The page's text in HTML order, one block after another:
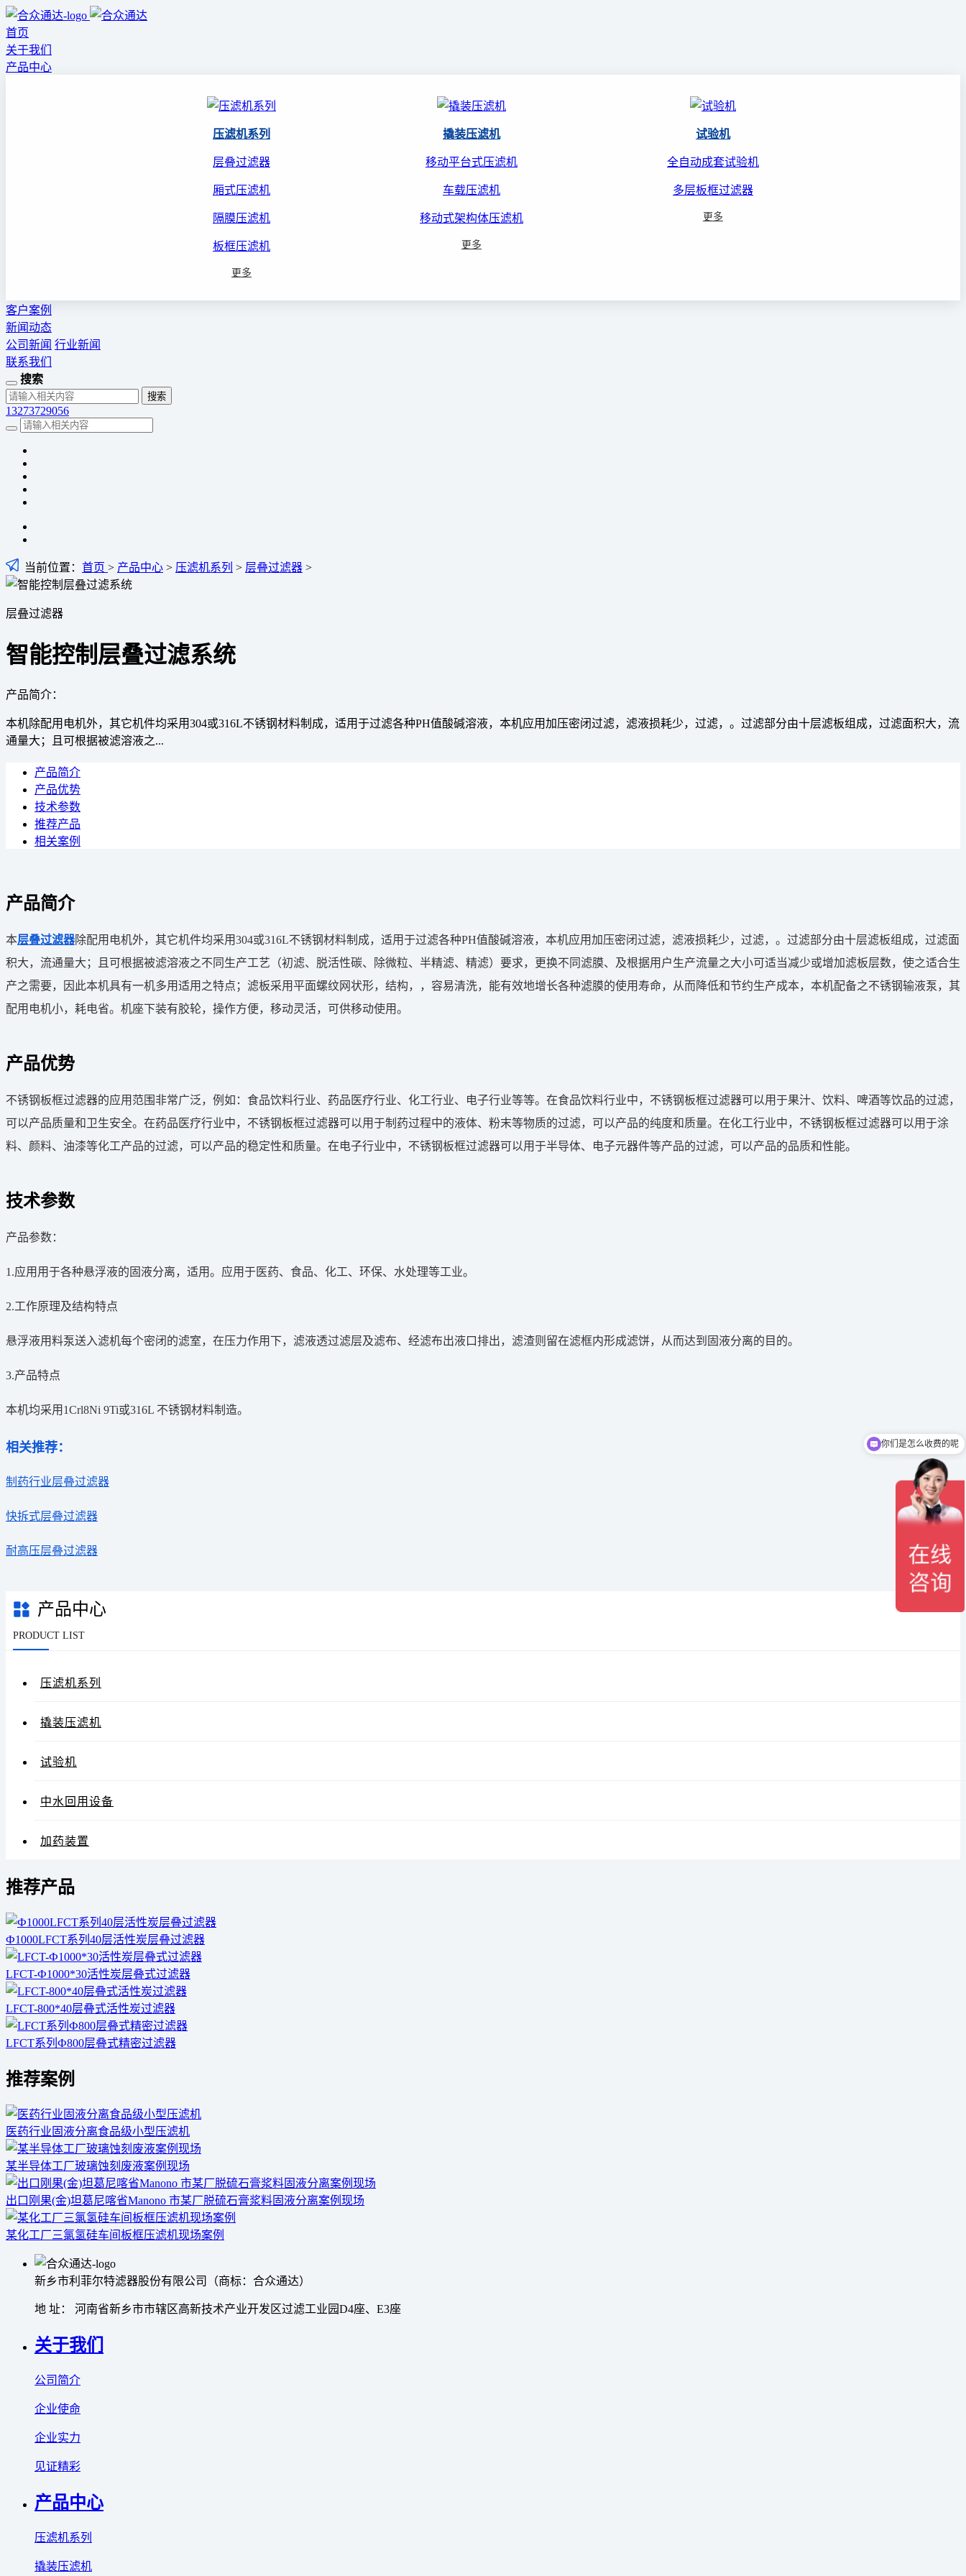
首页
关于我们
产品中心
压滤机系列
层叠过滤器
厢式压滤机
隔膜压滤机
板框压滤机
更多
撬装压滤机
移动平台式压滤机
车载压滤机
移动式架构体压滤机
更多
试验机
全自动成套试验机
多层板框过滤器
更多
客户案例
新闻动态
公司新闻 行业新闻
联系我们
搜索
13273729056
当前位置： 首页 > 产品中心 > 压滤机系列 > 层叠过滤器 >
层叠过滤器
智能控制层叠过滤系统
产品简介：
本机除配用电机外，其它机件均采用304或316L不锈钢材料制成，适用于过滤各种PH值酸碱溶液，本机应用加压密闭过滤，滤液损耗少，过滤，。过滤部分由十层滤板组成，过滤面积大，流
通量大；且可根据被滤溶液之...
产品简介
产品优势
技术参数
推荐产品
相关案例
产品简介
本层叠过滤器除配用电机外，其它机件均采用304或316L不锈钢材料制成，适用于过滤各种PH值酸碱溶液，本机应用加压密闭过滤，滤液损耗少，过滤，。过滤部分由十层滤板组成，过滤面
积大，流通量大；且可根据被滤溶液之不同生产工艺（初滤、脱活性碳、除微粒、半精滤、精滤）要求，更换不同滤膜、及根据用户生产流量之大小可适当减少或增加滤板层数，使之适合生
产之需要，因此本机具有一机多用适用之特点；滤板采用平面螺纹网状形，结构，，容易清洗，能有效地增长各种滤膜的使用寿命，从而降低和节约生产成本，本机配备之不锈钢输液泵，其
配用电机小，耗电省。机座下装有胶轮，操作方便，移动灵活，可供移动使用。
产品优势
不锈钢板框过滤器的应用范围非常广泛，例如：食品饮料行业、药品医疗行业、化工行业、电子行业等等。在食品饮料行业中，不锈钢板框过滤器可以用于果汁、饮料、啤酒等饮品的过滤，
可以产品质量和卫生安全。在药品医疗行业中，不锈钢板框过滤器可以用于制药过程中的液体、粉末等物质的过滤，可以产品的纯度和质量。在化工行业中，不锈钢板框过滤器可以用于涂
料、颜料、油漆等化工产品的过滤，可以产品的稳定性和质量。在电子行业中，不锈钢板框过滤器可以用于半导体、电子元器件等产品的过滤，可以产品的品质和性能。
技术参数
产品参数：
1.应用用于各种悬浮液的固液分离，适用。应用于医药、食品、化工、环保、水处理等工业。
2.工作原理及结构特点
悬浮液用料泵送入滤机每个密闭的滤室，在压力作用下，滤液透过滤层及滤布、经滤布出液口排出，滤渣则留在滤框内形成滤饼，从而达到固液分离的目的。
3.产品特点
本机均采用1Crl8Ni 9Ti或316L 不锈钢材料制造。
相关推荐：
制药行业层叠过滤器
快拆式层叠过滤器
耐高压层叠过滤器
产品中心
PRODUCT LIST
压滤机系列
撬装压滤机
试验机
中水回用设备
加药装置
推荐产品
Ф1000LFCT系列40层活性炭层叠过滤器
LFCT-Ф1000*30活性炭层叠式过滤器
LFCT-800*40层叠式活性炭过滤器
LFCT系列Ф800层叠式精密过滤器
推荐案例
医药行业固液分离食品级小型压滤机
某半导体工厂玻璃蚀刻废液案例现场
出口刚果(金)坦葛尼喀省Manono 市某厂脱硫石膏浆料固液分离案例现场
某化工厂三氯氢硅车间板框压滤机现场案例
新乡市利菲尔特滤器股份有限公司（商标：合众通达）
地 址： 河南省新乡市市辖区高新技术产业开发区过滤工业园D4座、E3座
关于我们
公司简介
企业使命
企业实力
见证精彩
产品中心
压滤机系列
撬装压滤机
你们是怎么收费的呢